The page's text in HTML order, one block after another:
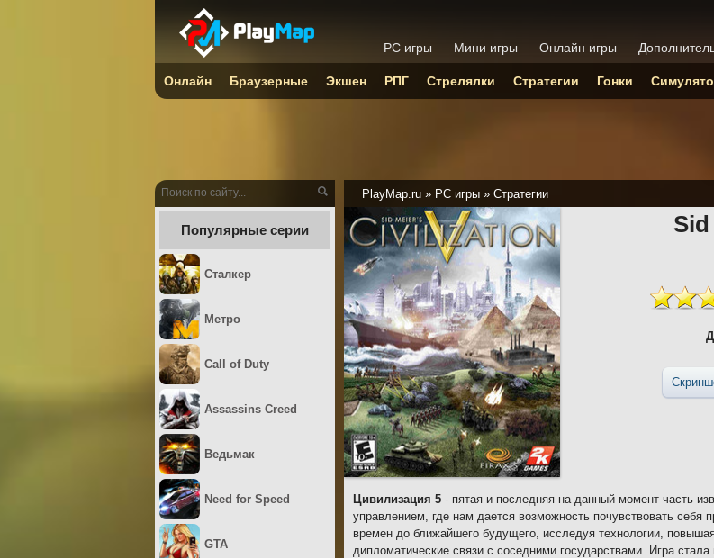
PlayMap.ru » PC игры » Стратегии
Цивилизация 5 - пятая и последняя на данный момент часть
управлением, где нам дается возможность почувствовать себя
времен до ближайшего будущего, исследуя технологии,
дипломатические связи с соседними государствами. Игра
Популярные серии
Сталкер
Метро
Call of Duty
Assassins Creed
Ведьмак
Need for Speed
GTA
PC игры Мини игры Онлайн игры
Онлайн Браузерные Экшен РПГ Стрелялки Стратегии Гонки